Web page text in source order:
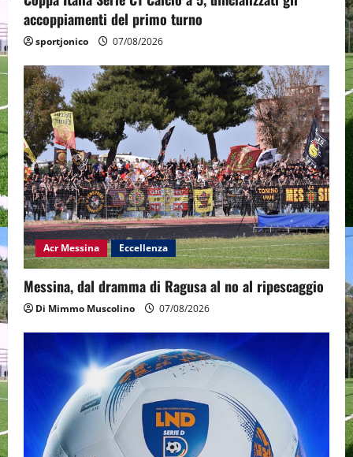
accoppiamenti del primo turno
sportjonico 07/08/2026
Acr Messina Eccellenza
Messina, dal dramma di Ragusa al no al ripescaggio
Di Mimmo Muscolino 07/08/2026